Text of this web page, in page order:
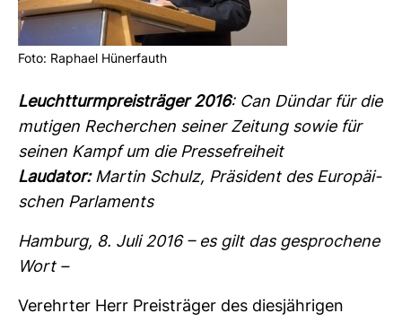
Foto: Raphael Hüner­fauth
Leucht­turm­preis­träger 2016: Can Dündar für die
mutigen Recher­chen seiner Zei­tung sowie für
seinen Kampf um die Pres­se­frei­heit
Lau­dator:Martin Schulz, Prä­si­dent des Euro­päi­
schen Par­la­ments
Ham­burg, 8. Juli 2016 – es gilt das gespro­chene
Wort –
Ver­ehrter Herr Preis­träger des dies­jäh­rigen